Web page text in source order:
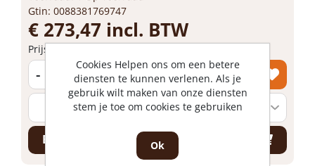
Gtin: 0088381769747
€ 273,47 incl. BTW
Prijs per 1 stuk
- +
Bestel nu!
Cookies Helpen ons om een betere
diensten te kunnen verlenen. Als je
gebruik wilt maken van onze diensten
stem je toe om cookies te gebruiken
Ok